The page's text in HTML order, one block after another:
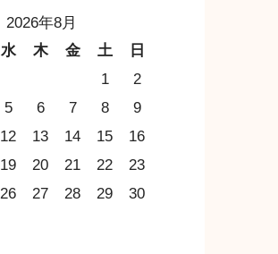
2026年8月
水 木 金 土
日
1
2
5 6 7 8
9
12 13 14 15
16
19 20 21 22
23
26 27 28 29
30